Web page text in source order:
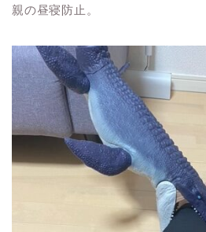
親の昼寝防止。